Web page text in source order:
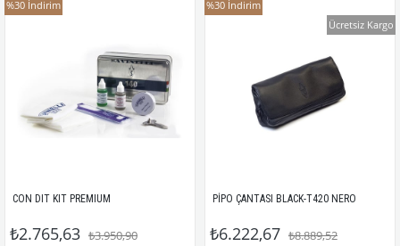
CON DIT KIT PREMIUM
₺2.765,63 ₺3.950,90
%30 İndirim
PİPO ÇANTASI BLACK-T420 NERO
₺6.222,67 ₺8.889,52
%30 İndirim
Ücretsiz Kargo